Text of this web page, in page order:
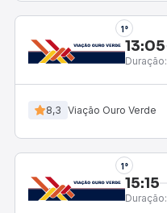
1°
13:05
Duração:
8,3 Viação Ouro Verde
1°
15:15
Duração: